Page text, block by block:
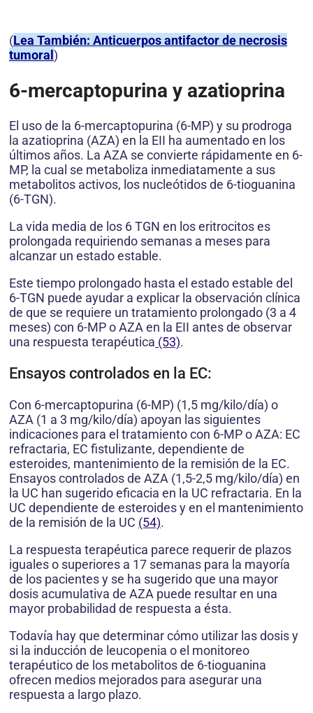
(Lea También: Anticuerpos antifactor de necrosis
tumoral )
6-mercaptopurina y azatioprina
El uso de la 6-mercaptopurina (6-MP) y su prodroga
la azatioprina (AZA) en la EII ha aumentado en los
últimos años. La AZA se convierte rápidamente en 6-
MP, la cual se metaboliza inmediatamente a sus
metabolitos activos, los nucleótidos de 6-tioguanina
(6-TGN).
La vida media de los 6 TGN en los eritrocitos es
prolongada requiriendo semanas a meses para
alcanzar un estado estable.
Este tiempo prolongado hasta el estado estable del
6-TGN puede ayudar a explicar la observación clínica
de que se requiere un tratamiento prolongado (3 a 4
meses) con 6-MP o AZA en la EII antes de observar
una respuesta terapéutica (53).
Ensayos controlados en la EC:
Con 6-mercaptopurina (6-MP) (1,5 mg/kilo/día) o
AZA (1 a 3 mg/kilo/día) apoyan las siguientes
indicaciones para el tratamiento con 6-MP o AZA: EC
refractaria, EC fistulizante, dependiente de
esteroides, mantenimiento de la remisión de la EC.
Ensayos controlados de AZA (1,5-2,5 mg/kilo/día) en
la UC han sugerido eficacia en la UC refractaria. En la
UC dependiente de esteroides y en el mantenimiento
de la remisión de la UC (54).
La respuesta terapéutica parece requerir de plazos
iguales o superiores a 17 semanas para la mayoría
de los pacientes y se ha sugerido que una mayor
dosis acumulativa de AZA puede resultar en una
mayor probabilidad de respuesta a ésta.
Todavía hay que determinar cómo utilizar las dosis y
si la inducción de leucopenia o el monitoreo
terapéutico de los metabolitos de 6-tioguanina
ofrecen medios mejorados para asegurar una
respuesta a largo plazo.